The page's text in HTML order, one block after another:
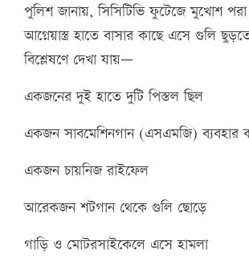
পুলিশ জানায়, সিসিটিভি ফুটেজে মুখোশ পরা
আগ্নেয়াস্ত্র হাতে বাসার কাছে এসে গুলি
বিশ্লেষণে দেখা যায়—
একজনের দুই হাতে দুটি পিস্তল ছিল
একজন সাবমেশিনগান (এসএমজি) ব্যবহার
একজন চায়নিজ রাইফেল
আরেকজন শটগান থেকে গুলি ছোড়ে
গাড়ি ও মোটরসাইকেলে এসে হামলা